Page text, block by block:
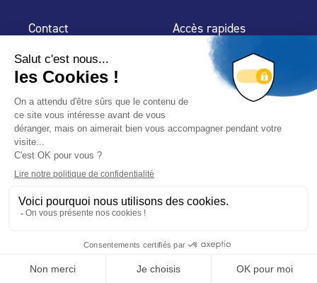
Contact
75 009 Paris
Accès rapides
Espace Presse
Trouver un
professionnel
Nous suivre
parHybride Conseil